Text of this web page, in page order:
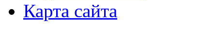
Карта сайта